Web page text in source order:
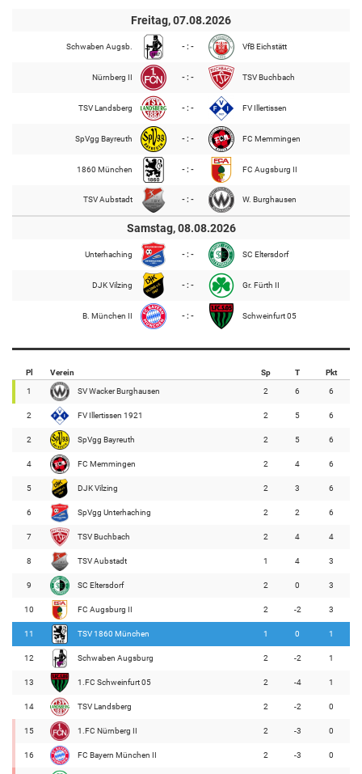
Freitag, 07.08.2026
Schwaben Augsb. - : - VfB Eichstätt
Nürnberg II - : - TSV Buchbach
TSV Landsberg - : - FV Illertissen
SpVgg Bayreuth - : - FC Memmingen
1860 München - : - FC Augsburg II
TSV Aubstadt - : - W. Burghausen
Samstag, 08.08.2026
Unterhaching - : - SC Eltersdorf
DJK Vilzing - : - Gr. Fürth II
B. München II - : - Schweinfurt 05
Pl Verein Sp T Pkt
1 SV Wacker Burghausen 2 6 6
2 FV Illertissen 1921 2 5 6
2 SpVgg Bayreuth 2 5 6
4 FC Memmingen 2 4 6
5 DJK Vilzing 2 3 6
6 SpVgg Unterhaching 2 2 6
7 TSV Buchbach 2 4 4
8 TSV Aubstadt 1 4 3
9 SC Eltersdorf 2 0 3
10 FC Augsburg II 2 -2 3
11 TSV 1860 München 1 0 1
12 Schwaben Augsburg 2 -2 1
13 1.FC Schweinfurt 05 2 -4 1
14 TSV Landsberg 2 -2 0
15 1.FC Nürnberg II 2 -3 0
16 FC Bayern München II 2 -3 0